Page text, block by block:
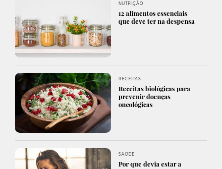
NUTRIÇÃO
12 alimentos essenciais
que deve ter na despensa
RECEITAS
Receitas biológicas para
prevenir doenças
oncológicas
SAÚDE
Por que devia estar a